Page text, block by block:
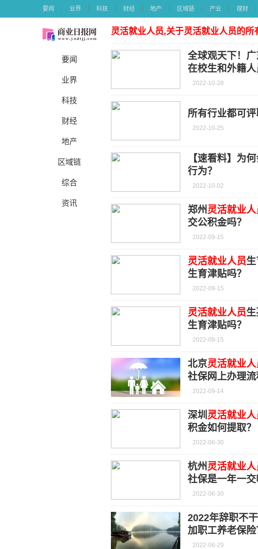
要闻 业界 科技 财经 地产 区域链 产业 理财
要闻
业界
科技
财经
地产
区域链
综合
资讯
灵活就业人员,关于灵活就业人员的所
全球观天下！
在校生和外籍
2022-10-28
所有行业都可
2022-10-25
【速看料】为
行为？
2022-10-02
郑州 灵活就业人
交公积金吗？
2022-09-15
灵活就业人员生
生育津贴吗？
2022-09-15
灵活就业人员生
生育津贴吗？
2022-09-15
北京灵活就业人
社保网上办理流
2022-09-14
深圳 灵活就业人
积金如何提取？
2022-06-30
杭州 灵活就业人
社保是一年一交
2022-06-30
2022年辞职不
加职工养老保险
2022-06-29